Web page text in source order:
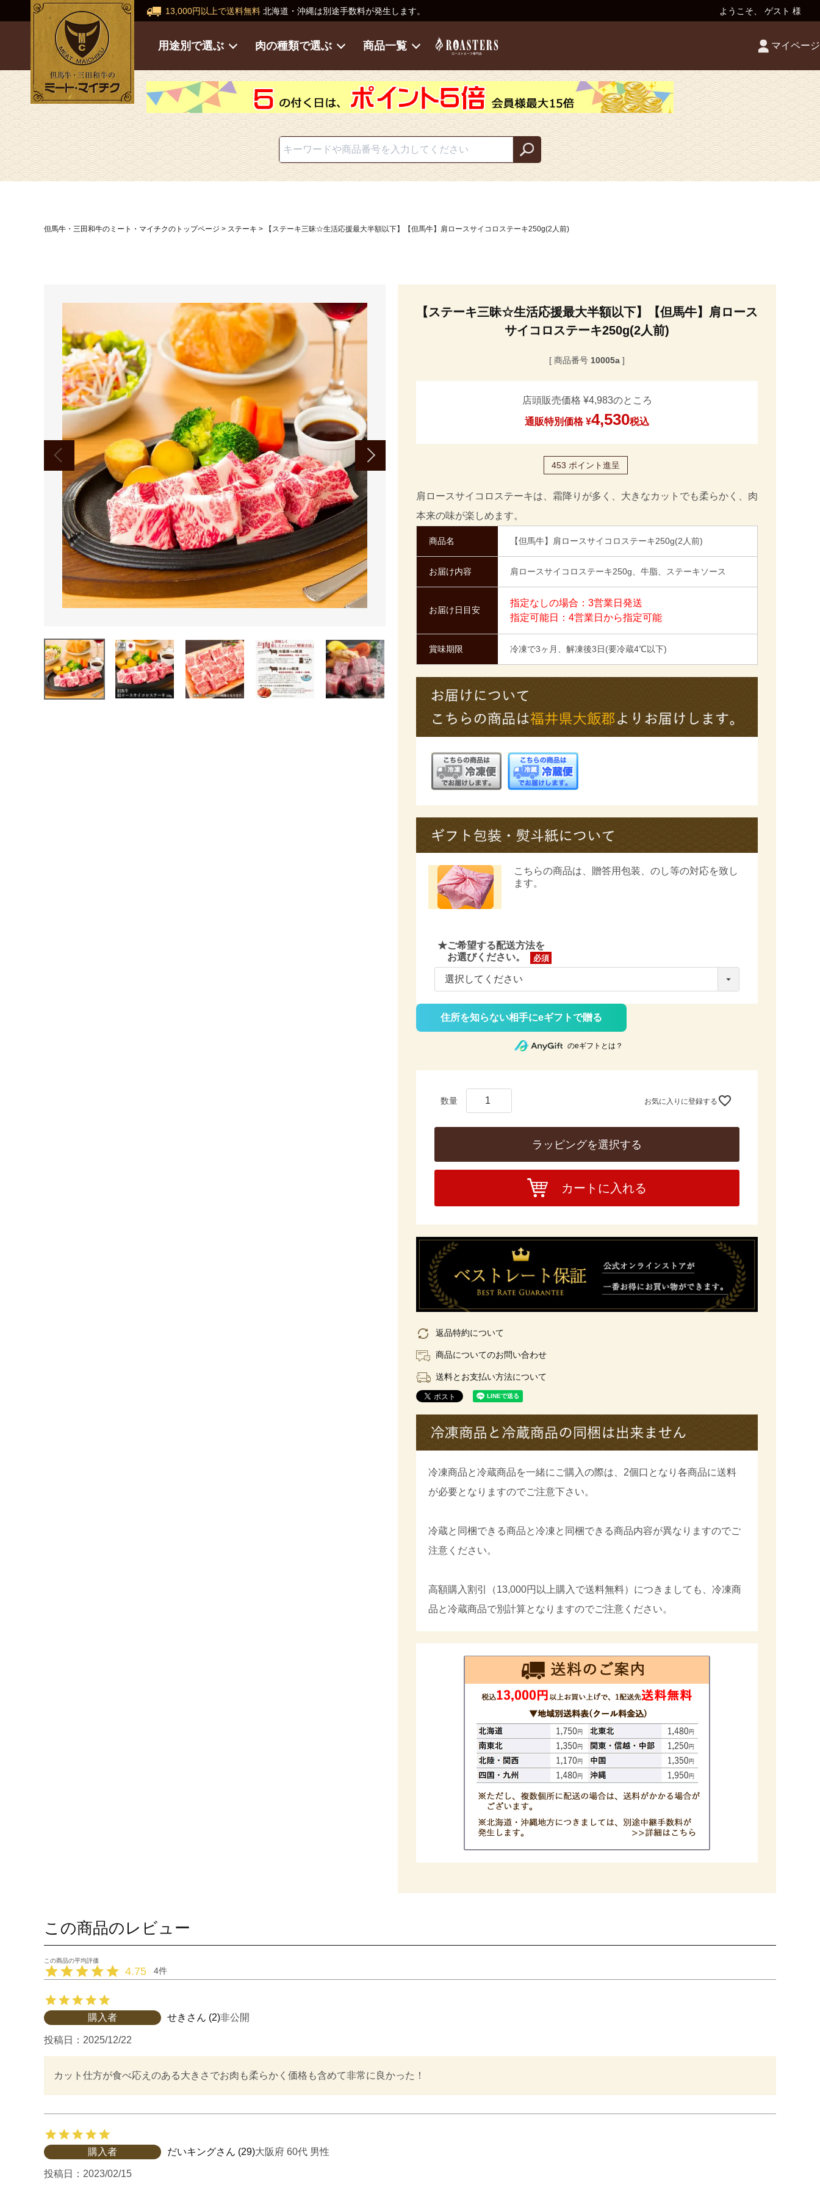
13,000円以上で送料無料 北海道・沖縄は別途手数料が発生します。 ようこそ、 ゲスト 様
用途別で選ぶ 肉の種類で選ぶ 商品一覧 マイページ
但馬牛・三田和牛のミート・マイチクのトップページ ステーキ 【ステーキ三昧☆生活応援最大半額以下】【但馬牛】肩ロースサイコロステーキ250g(2人前)
【ステーキ三昧☆生活応援最大半額以下】【但馬牛】肩ロース
サイコロステーキ250g(2人前)
商品番号 10005a
店頭販売価格 ¥4,983のところ
通販特別価格 ¥4,530税込
453 ポイント進呈
肩ロースサイコロステーキは、霜降りが多く、大きなカットでも柔らかく、肉
本来の味が楽しめます。
商品名 【但馬牛】肩ロースサイコロステーキ250g(2人前)
お届け内容 肩ロースサイコロステーキ250g、牛脂、ステーキソース
お届け日目安
指定なしの場合：3営業日発送
指定可能日：4営業日から指定可能
賞味期限 冷凍で3ヶ月、解凍後3日(要冷蔵4℃以下)
こちらの商品は、 贈答用包装、のし等の対応を致し
ます。
★ご希望する配送方法を
お選びください。
(必
住所を知らない相手にeギフトで贈る
のeギフトとは？
お気に入りに登録する
ラッピングを選択する
カートに入れる
返品特約について
商品についてのお問い合わせ
送料とお支払い方法について
冷凍商品と冷蔵商品を一緒にご購入の際は、2個口となり各商品に送料
が必要となりますのでご注意下さい。
冷蔵と同梱できる商品と冷凍と同梱できる商品内容が異なりますのでご
注意ください。
高額購入割引（13,000円以上購入で送料無料）につきましても、冷凍商
品と冷蔵商品で別計算となりますのでご注意ください。
この商品のレビュー
4.75 4
せき 2
購入者 非公開
投稿日 2025/12/22
カット仕方が食べ応えのある大きさでお肉も柔らかく価格も含めて非常に良かった！
だいキング 29
購入者 大阪府 60代 男性
投稿日 2023/02/15